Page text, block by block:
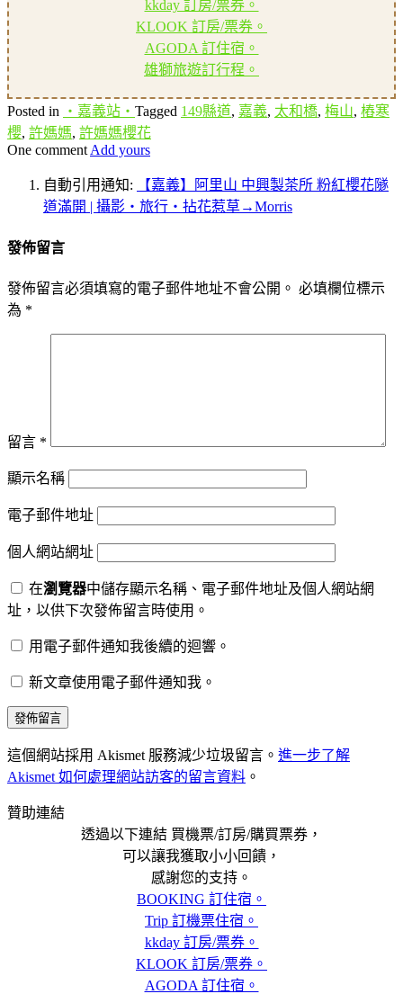
kkday 訂房/票券。
KLOOK 訂房/票券。
AGODA 訂住宿。
雄獅旅遊訂行程。
Posted in ‧嘉義站‧ Tagged 149縣道, 嘉義, 太和橋, 梅山, 樁寒
櫻, 許媽媽, 許媽媽櫻花
One comment Add yours
自動引用通知:
【嘉義】阿里山 中興製茶所 粉紅櫻花隧
道滿開 | 攝影‧旅行‧拈花惹草→Morris
發佈留言
發佈留言必須填寫的電子郵件地址不會公開。 必填欄位標示
為 *
留言 *
顯示名稱
電子郵件地址
個人網站網址
在瀏覽器中儲存顯示名稱、電子郵件地址及個人網站網
址，以供下次發佈留言時使用。
用電子郵件通知我後續的迴響。
新文章使用電子郵件通知我。
這個網站採用 Akismet 服務減少垃圾留言。 進一步了解
Akismet 如何處理網站訪客的留言資料 。
贊助連結
透過以下連結 買機票/訂房/購買票券，
可以讓我獲取小小回饋，
感謝您的支持。
BOOKING 訂住宿。
Trip 訂機票住宿。
kkday 訂房/票券。
KLOOK 訂房/票券。
AGODA 訂住宿。